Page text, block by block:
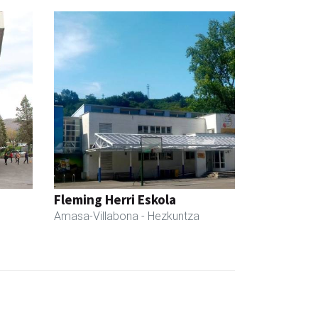
Fleming Herri Eskola
Amasa-Villabona - Hezkuntza